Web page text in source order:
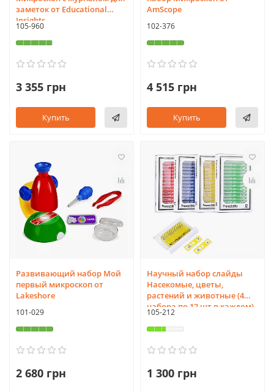
заметок от Educational
Insights
105-960
3 355 грн
Купить
AmScope
102-376
4 515 грн
Купить
Развивающий набор Мой
первый микроскоп от
Lakeshore
101-029
2 680 грн
Научный набор слайды
Насекомые, цветы,
растений и животные (4
набора по 12 шт в каждом)
105-212
1 300 грн